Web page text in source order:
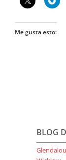
Me gusta esto:
BLOG